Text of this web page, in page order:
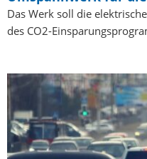
Das Werk soll die
des CO2-